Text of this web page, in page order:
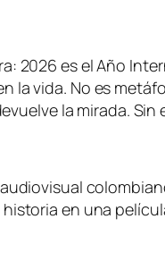
2026 es el Año
la vida. No es
la mirada.
en una